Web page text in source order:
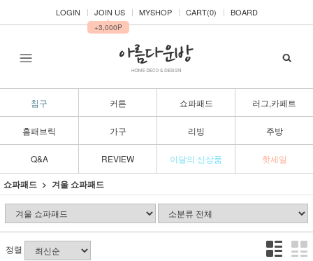
LOGIN JOIN US
▲
+3,000P
MYSHOP CART(0) BOARD
침구 커튼 쇼파패드 러그,카페트
홈패브릭 가구 리빙 주방
Q&A REVIEW 이달의 신상품 핫세일
쇼파패드 겨울 쇼파패드
정렬